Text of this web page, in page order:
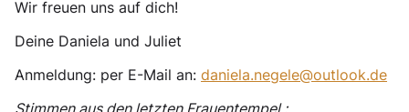
Wir freuen uns auf dich!
Deine Daniela und Juliet
Anmeldung: per E-Mail an: daniela.negele@outlook.de
Stimmen aus den letzten Frauentempel :